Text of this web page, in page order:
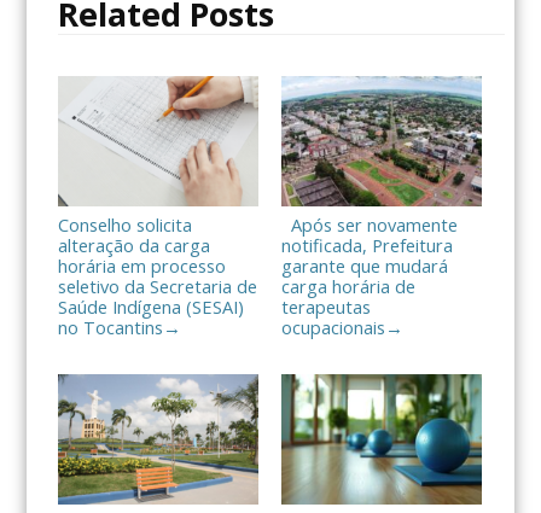
k
i
a
r
Related Posts
Conselho solicita
alteração da carga
horária em processo
seletivo da Secretaria de
Saúde Indígena (SESAI)
no Tocantins →
Após ser novamente
notificada, Prefeitura
garante que mudará
carga horária de
terapeutas
ocupacionais →